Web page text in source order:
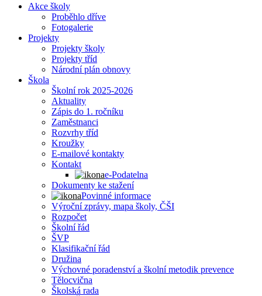
Akce školy
Proběhlo dříve
Fotogalerie
Projekty
Projekty školy
Projekty tříd
Národní plán obnovy
Škola
Školní rok 2025-2026
Aktuality
Zápis do 1. ročníku
Zaměstnanci
Rozvrhy tříd
Kroužky
E-mailové kontakty
Kontakt
e-Podatelna
Dokumenty ke stažení
Povinné informace
Výroční zprávy, mapa školy, ČŠI
Rozpočet
Školní řád
ŠVP
Klasifikační řád
Družina
Výchovné poradenství a školní metodik prevence
Tělocvična
Školská rada